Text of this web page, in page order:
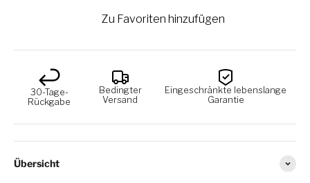
Zu Favoriten hinzufügen
30-Tage-
Rückgabe
Bedingter
Versand
Eingeschränkte lebenslange
Garantie
Übersicht